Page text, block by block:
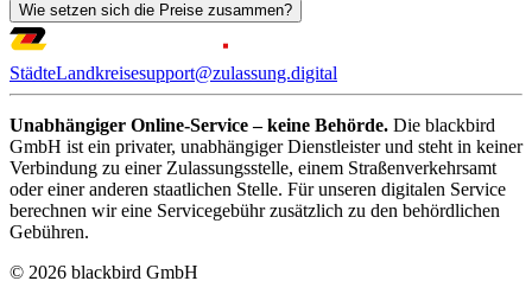
Wie setzen sich die Preise zusammen?
StädteLandkreisesupport@zulassung.digital
Unabhängiger Online-Service – keine Behörde. Die blackbird
GmbH ist ein privater, unabhängiger Dienstleister und steht in keiner
Verbindung zu einer Zulassungsstelle, einem Straßenverkehrsamt
oder einer anderen staatlichen Stelle. Für unseren digitalen Service
berechnen wir eine Servicegebühr zusätzlich zu den behördlichen
Gebühren.
© 2026 blackbird GmbH